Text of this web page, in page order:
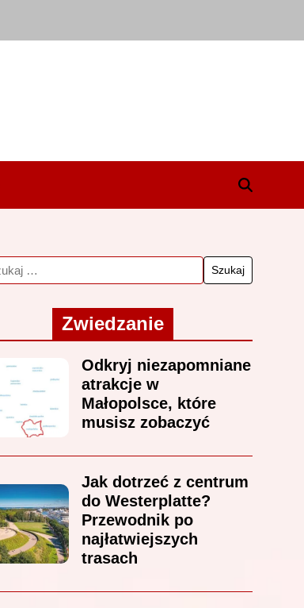
Zwiedzanie
Odkryj niezapomniane
atrakcje w
Małopolsce, które
musisz zobaczyć
Jak dotrzeć z centrum
do Westerplatte?
Przewodnik po
najłatwiejszych
trasach